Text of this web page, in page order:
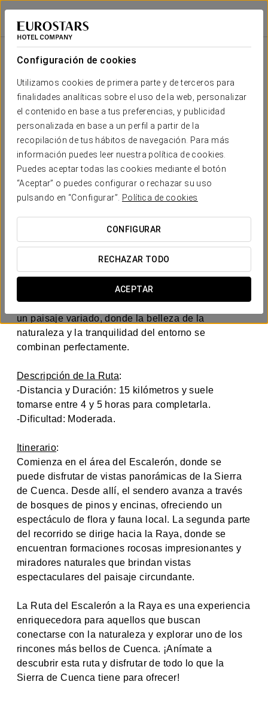
Configuración de cookies
Utilizamos cookies de primera parte y de terceros para
finalidades analíticas sobre el uso de la web, personalizar
el contenido en base a tus preferencias, y publicidad
personalizada en base a un perfil a partir de la
recopilación de tus hábitos de navegación. Para más
información puedes leer nuestra política de cookies.
Puedes aceptar todas las cookies mediante el botón
“Aceptar” o puedes configurar o rechazar su uso
pulsando en “Configurar”.
Política de cookies
CONFIGURAR
RECHAZAR TODO
ACEPTAR
Exe Cuenca
CUENCA
Tu boda en
SOLICITAR PRESUPUESTO
Del Escalerón a la Raya
La Ruta del Escalerón a la Raya es una de las
joyas naturales de la provincia de Cuenca,
ofreciendo a los amantes del senderismo una
experiencia inolvidable. Esta ruta se extiende por
un paisaje variado, donde la belleza de la
naturaleza y la tranquilidad del entorno se
combinan perfectamente.
Descripción de la Ruta:
-Distancia y Duración: 15 kilómetros y suele
tomarse entre 4 y 5 horas para completarla.
-Dificultad: Moderada.
Itinerario:
Comienza en el área del Escalerón, donde se
puede disfrutar de vistas panorámicas de la Sierra
de Cuenca. Desde allí, el sendero avanza a través
de bosques de pinos y encinas, ofreciendo un
espectáculo de flora y fauna local. La segunda parte
del recorrido se dirige hacia la Raya, donde se
encuentran formaciones rocosas impresionantes y
miradores naturales que brindan vistas
espectaculares del paisaje circundante.
La Ruta del Escalerón a la Raya es una experiencia
enriquecedora para aquellos que buscan
conectarse con la naturaleza y explorar uno de los
rincones más bellos de Cuenca. ¡Anímate a
descubrir esta ruta y disfrutar de todo lo que la
Sierra de Cuenca tiene para ofrecer!